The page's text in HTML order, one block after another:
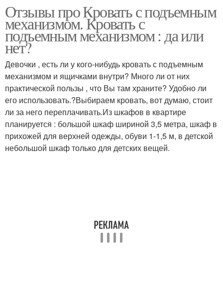
Отзывы про Кровать с подъемным
механизмом. Кровать с
подъемным механизмом : да или
нет?
Девочки , есть ли у кого-нибудь кровать с подъемным
механизмом и ящичками внутри? Много ли от них
практической пользы , что Вы там храните? Удобно ли
его использовать.?Выбираем кровать, вот думаю, стоит
ли за него переплачивать.Из шкафов в квартире
планируется : большой шкаф шириной 3,5 метра, шкаф в
прихожей для верхней одежды, обуви 1-1,5 м, в детской
небольшой шкаф только для детских вещей.